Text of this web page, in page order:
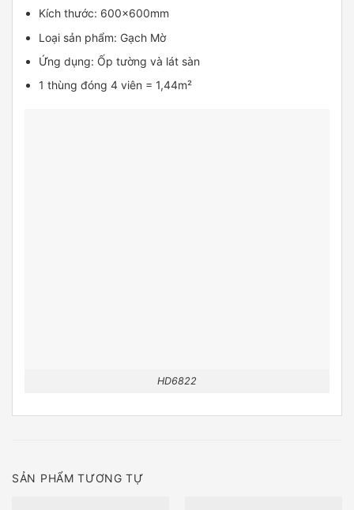
Kích thước: 600x600mm
Loại sản phẩm: Gạch Mờ
Ứng dụng: Ốp tường và lát sàn
1 thùng đóng 4 viên = 1,44m²
HD6822
SẢN PHẨM TƯƠNG TỰ